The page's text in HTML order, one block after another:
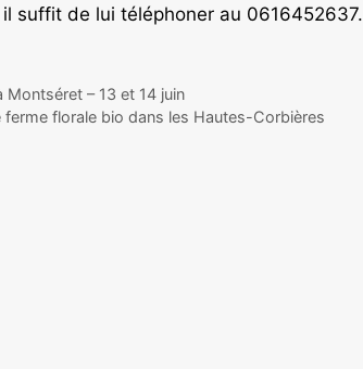
suffit de lui téléphoner au 0616452637.
Montséret – 13 et 14 juin
ferme florale bio dans les Hautes-Corbières